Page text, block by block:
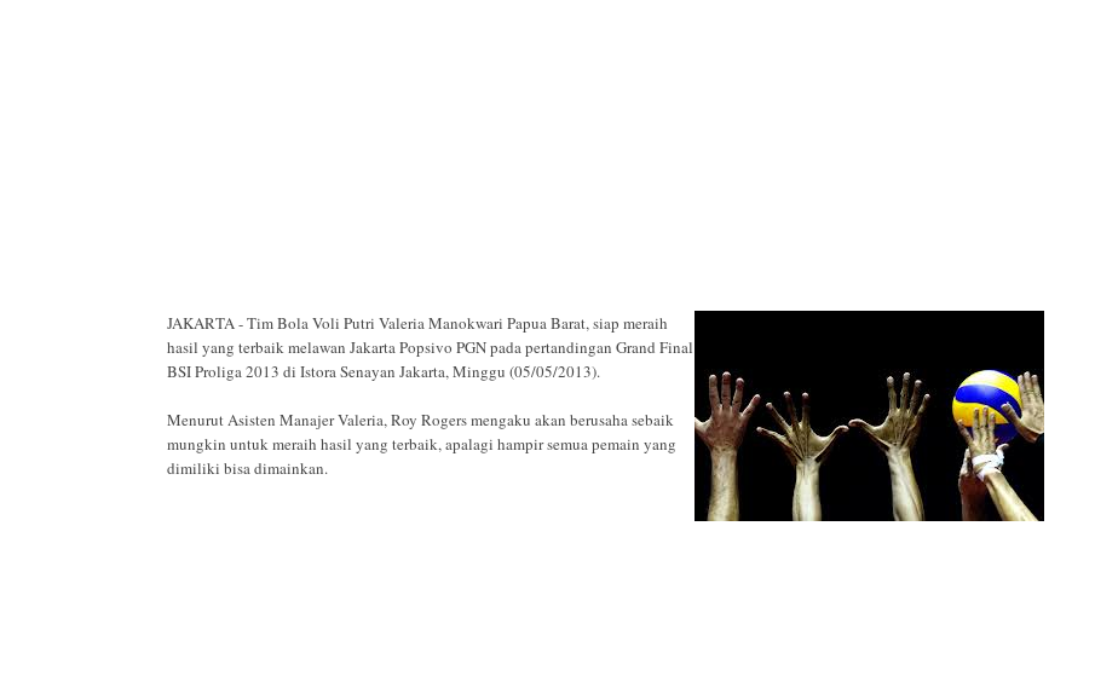
JAKARTA - Tim Bola Voli Putri Valeria Manokwari Papua Barat, siap meraih
hasil yang terbaik melawan Jakarta Popsivo PGN pada pertandingan Grand Final
BSI Proliga 2013 di Istora Senayan Jakarta, Minggu (05/05/2013).
Menurut Asisten Manajer Valeria, Roy Rogers mengaku akan berusaha sebaik
mungkin untuk meraih hasil yang terbaik, apalagi hampir semua pemain yang
dimiliki bisa dimainkan.